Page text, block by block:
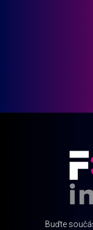
Buďte